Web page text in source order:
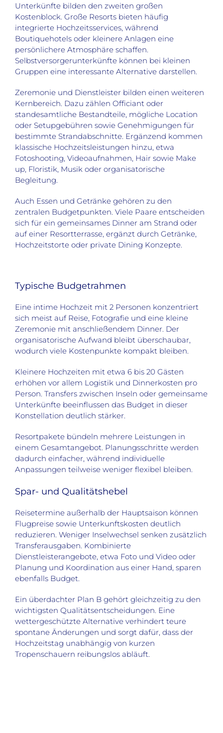
Unterkünfte bilden den zweiten großen
Kostenblock. Große Resorts bieten häufig
integrierte Hochzeitsservices, während
Boutiquehotels oder kleinere Anlagen eine
persönlichere Atmosphäre schaffen.
Selbstversorgerunterkünfte können bei kleinen
Gruppen eine interessante Alternative darstellen.
Zeremonie und Dienstleister bilden einen weiteren
Kernbereich. Dazu zählen Officiant oder
standesamtliche Bestandteile, mögliche Location
oder Setupgebühren sowie Genehmigungen für
bestimmte Strandabschnitte. Ergänzend kommen
klassische Hochzeitsleistungen hinzu, etwa
Fotoshooting, Videoaufnahmen, Hair sowie Make
up, Floristik, Musik oder organisatorische
Begleitung.
Auch Essen und Getränke gehören zu den
zentralen Budgetpunkten. Viele Paare entscheiden
sich für ein gemeinsames Dinner am Strand oder
auf einer Resortterrasse, ergänzt durch Getränke,
Hochzeitstorte oder private Dining Konzepte.
Typische Budgetrahmen
Eine intime Hochzeit mit 2 Personen konzentriert
sich meist auf Reise, Fotografie und eine kleine
Zeremonie mit anschließendem Dinner. Der
organisatorische Aufwand bleibt überschaubar,
wodurch viele Kostenpunkte kompakt bleiben.
Kleinere Hochzeiten mit etwa 6 bis 20 Gästen
erhöhen vor allem Logistik und Dinnerkosten pro
Person. Transfers zwischen Inseln oder gemeinsame
Unterkünfte beeinflussen das Budget in dieser
Konstellation deutlich stärker.
Resortpakete bündeln mehrere Leistungen in
einem Gesamtangebot. Planungsschritte werden
dadurch einfacher, während individuelle
Anpassungen teilweise weniger flexibel bleiben.
Spar- und Qualitätshebel
Reisetermine außerhalb der Hauptsaison können
Flugpreise sowie Unterkunftskosten deutlich
reduzieren. Weniger Inselwechsel senken zusätzlich
Transferausgaben. Kombinierte
Dienstleisterangebote, etwa Foto und Video oder
Planung und Koordination aus einer Hand, sparen
ebenfalls Budget.
Ein überdachter Plan B gehört gleichzeitig zu den
wichtigsten Qualitätsentscheidungen. Eine
wettergeschützte Alternative verhindert teure
spontane Änderungen und sorgt dafür, dass der
Hochzeitstag unabhängig von kurzen
Tropenschauern reibungslos abläuft.